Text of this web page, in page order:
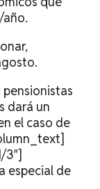
año.
pensionistas
dará un
el caso de
especial de